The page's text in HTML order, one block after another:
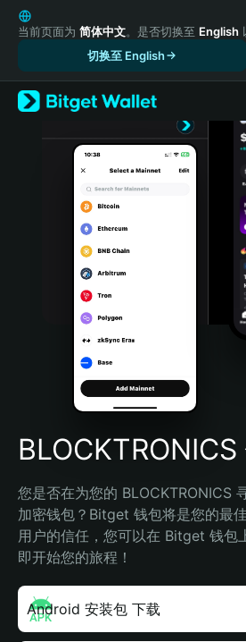
English
日本語
Русский
Español (Latinoamérica)
Türkçe
Português (Portugal)
Bahasa Indonesia
Português (Brasil)
Español (Argentina)
当前页面为 简体中文。是否切换至 English
切换至 English
您是否在为您的 BLOCKTRONICS
加密钱包？Bitget 钱包将是您的最
用户的信任，您可以在 Bitget 钱包
即开始您的旅程！
Android 安装包 下载